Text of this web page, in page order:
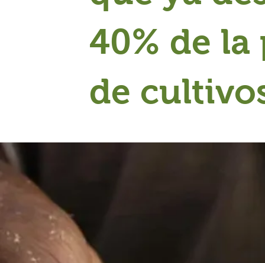
40% de
de